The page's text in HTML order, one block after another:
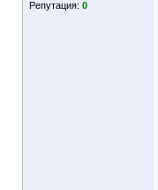
Репутация: 0